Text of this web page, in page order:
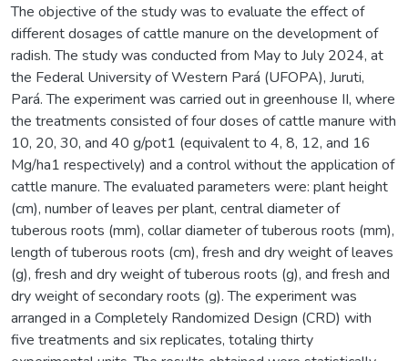
The objective of the study was to evaluate the effect of
different dosages of cattle manure on the development of
radish. The study was conducted from May to July 2024, at
the Federal University of Western Pará (UFOPA), Juruti,
Pará. The experiment was carried out in greenhouse II, where
the treatments consisted of four doses of cattle manure with
10, 20, 30, and 40 g/pot1 (equivalent to 4, 8, 12, and 16
Mg/ha1 respectively) and a control without the application of
cattle manure. The evaluated parameters were: plant height
(cm), number of leaves per plant, central diameter of
tuberous roots (mm), collar diameter of tuberous roots (mm),
length of tuberous roots (cm), fresh and dry weight of leaves
(g), fresh and dry weight of tuberous roots (g), and fresh and
dry weight of secondary roots (g). The experiment was
arranged in a Completely Randomized Design (CRD) with
five treatments and six replicates, totaling thirty